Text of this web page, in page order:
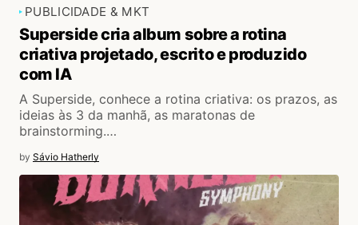
PUBLICIDADE & MKT
Superside cria album sobre a rotina
criativa projetado, escrito e produzido
com IA
A Superside, conhece a rotina criativa: os prazos, as
ideias às 3 da manhã, as maratonas de
brainstorming.…
by Sávio Hatherly